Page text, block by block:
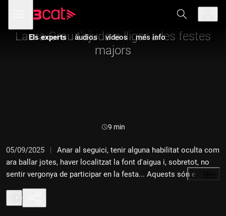
navegació
principal
menú
de
Els experts àudios vídeos més info
Laura Grau t'ajuda a lligar a les festes
majors
Durada:
9 min
05/09/2025
Anar al seguici, tenir alguna habilitat oculta com
ara ballar jotes, haver localitzat la font d'aigua i, sobretot, no
sentir vergonya de participar en la festa... Aquests són els
consells per lligar a les festes majors de les acaballes de
l'estiu que ens porta la Laura Grau.
…